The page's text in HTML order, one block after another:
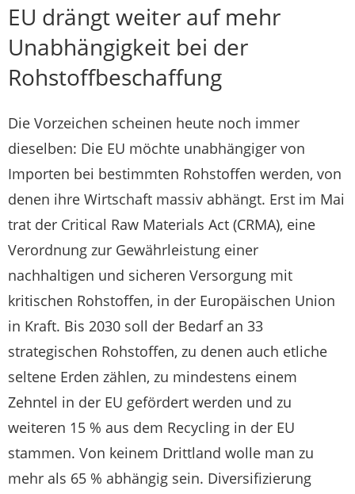
EU drängt weiter auf mehr
Unabhängigkeit bei der
Rohstoffbeschaffung
Die Vorzeichen scheinen heute noch immer
dieselben: Die EU möchte unabhängiger von
Importen bei bestimmten Rohstoffen werden, von
denen ihre Wirtschaft massiv abhängt. Erst im Mai
trat der Critical Raw Materials Act (CRMA), eine
Verordnung zur Gewährleistung einer
nachhaltigen und sicheren Versorgung mit
kritischen Rohstoffen, in der Europäischen Union
in Kraft. Bis 2030 soll der Bedarf an 33
strategischen Rohstoffen, zu denen auch etliche
seltene Erden zählen, zu mindestens einem
Zehntel in der EU gefördert werden und zu
weiteren 15 % aus dem Recycling in der EU
stammen. Von keinem Drittland wolle man zu
mehr als 65 % abhängig sein. Diversifizierung